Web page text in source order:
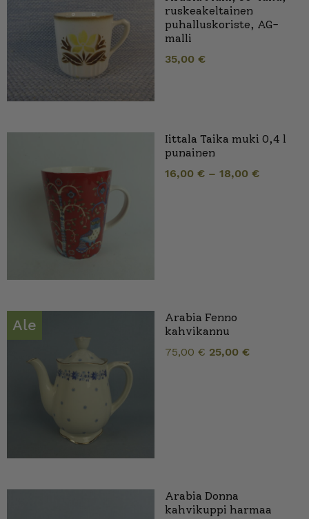
ruskeakeltainen
puhalluskoriste, AG-
malli
35,00 €
Iittala Taika muki 0,4 l
punainen
16,00 € – 18,00 €
Ale
Arabia Fenno
kahvikannu
75,00 € 25,00 €Nykyinen
Arabia Donna
kahvikuppi harmaa